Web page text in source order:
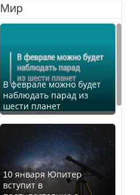
Мир
В феврале можно будет
наблюдать парад из
шести планет
10 января Юпитер
вступит в